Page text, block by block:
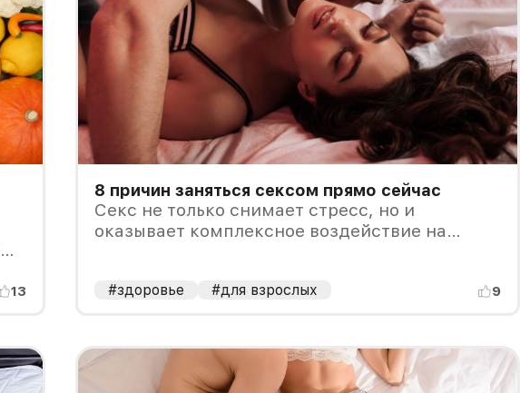
13
8 причин заняться сексом прямо сейчас
Секс не только снимает стресс, но и
оказывает комплексное воздействие на
#здоровье #для взрослых 9